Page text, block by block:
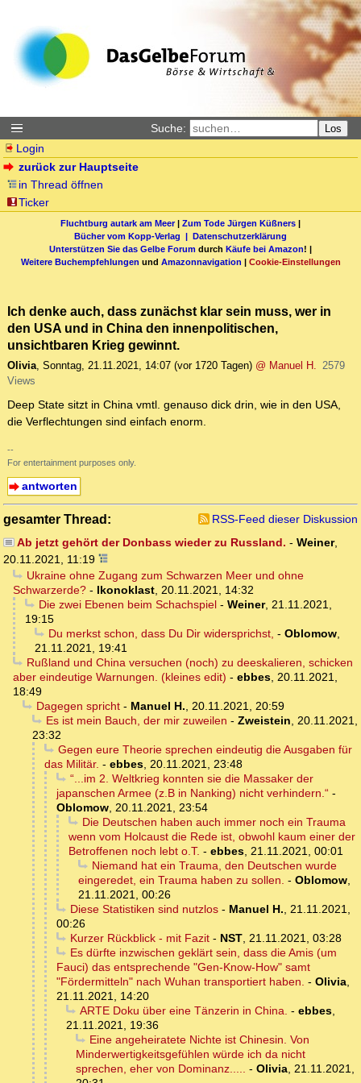
Suche: Los
Login
zurück zur Hauptseite
in Thread öffnen
Ticker
Fluchtburg autark am Meer| Zum Tode Jürgen Küßners |
Bücher vom Kopp-Verlag | Datenschutzerklärung
Unterstützen Sie das Gelbe Forum durch Käufe bei Amazon! |
Weitere Buchempfehlungen und Amazonnavigation | Cookie-Einstellungen
Ich denke auch, dass zunächst klar sein muss, wer in
den USA und in China den innenpolitischen,
unsichtbaren Krieg gewinnt.
Olivia, Sonntag, 21.11.2021, 14:07 (vor 1720 Tagen) @ Manuel H. 2579
Views
Deep State sitzt in China vmtl. genauso dick drin, wie in den USA,
die Verflechtungen sind einfach enorm.
--
For entertainment purposes only.
antworten
gesamter Thread:
RSS-Feed dieser Diskussion
Ab jetzt gehört der Donbass wieder zu Russland. - Weiner,
20.11.2021, 11:19
Ukraine ohne Zugang zum Schwarzen Meer und ohne
Schwarzerde? - Ikonoklast, 20.11.2021, 14:32
Die zwei Ebenen beim Schachspiel- Weiner, 21.11.2021,
19:15
Du merkst schon, dass Du Dir widersprichst, - Oblomow,
21.11.2021, 19:41
Rußland und China versuchen (noch) zu deeskalieren, schicken
aber eindeutige Warnungen. (kleines edit) - ebbes, 20.11.2021,
18:49
Dagegen spricht- Manuel H., 20.11.2021, 20:59
Es ist mein Bauch, der mir zuweilen - Zweistein, 20.11.2021,
23:32
Gegen eure Theorie sprechen eindeutig die Ausgaben für
das Militär. - ebbes, 20.11.2021, 23:48
“...im 2. Weltkrieg konnten sie die Massaker der
japanschen Armee (z.B in Nanking) nicht verhindern.“ -
Oblomow, 20.11.2021, 23:54
Die Deutschen haben auch immer noch ein Trauma
wenn vom Holcaust die Rede ist, obwohl kaum einer der
Betroffenen noch lebt o.T. - ebbes, 21.11.2021, 00:01
Niemand hat ein Trauma, den Deutschen wurde
eingeredet, ein Trauma haben zu sollen. - Oblomow,
21.11.2021, 00:26
Diese Statistiken sind nutzlos- Manuel H., 21.11.2021,
00:26
Kurzer Rückblick - mit Fazit- NST, 21.11.2021, 03:28
Es dürfte inzwischen geklärt sein, dass die Amis (um
Fauci) das entsprechende "Gen-Know-How" samt
"Fördermitteln" nach Wuhan transportiert haben. - Olivia,
21.11.2021, 14:20
ARTE Doku über eine Tänzerin in China. - ebbes,
21.11.2021, 19:36
Eine angeheiratete Nichte ist Chinesin. Von
Minderwertigkeitsgefühlen würde ich da nicht
sprechen, eher von Dominanz..... - Olivia, 21.11.2021,